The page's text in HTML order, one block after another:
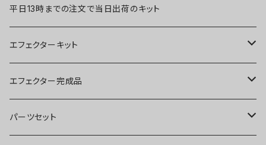
平日13時までの注文で当日出荷のキット
エフェクターキット
ブースター
オーバードライブ
エフェクター完成品
ブースター
パーツセット